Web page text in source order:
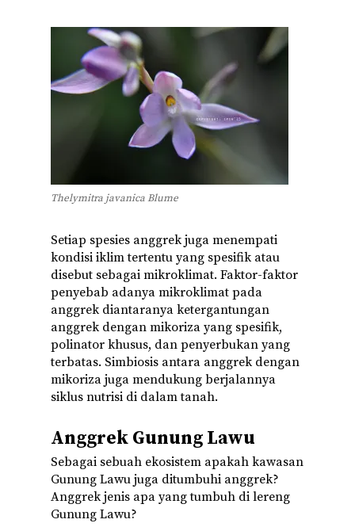
Thelymitra javanica Blume
Setiap spesies anggrek juga menempati
kondisi iklim tertentu yang spesifik atau
disebut sebagai mikroklimat. Faktor-faktor
penyebab adanya mikroklimat pada
anggrek diantaranya ketergantungan
anggrek dengan mikoriza yang spesifik,
polinator khusus, dan penyerbukan yang
terbatas. Simbiosis antara anggrek dengan
mikoriza juga mendukung berjalannya
siklus nutrisi di dalam tanah.
Anggrek Gunung Lawu
Sebagai sebuah ekosistem apakah kawasan
Gunung Lawu juga ditumbuhi anggrek?
Anggrek jenis apa yang tumbuh di lereng
Gunung Lawu?